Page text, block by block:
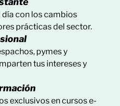
día con los cambios
prácticas del sector.
pymes y
tus intereses y
exclusivos en cursos e-